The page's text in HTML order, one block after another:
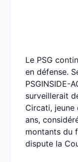
Le PSG
en défense.
PSGINSIDE-
surveillerait
Circati, jeune
ans,
montants du
dispute la